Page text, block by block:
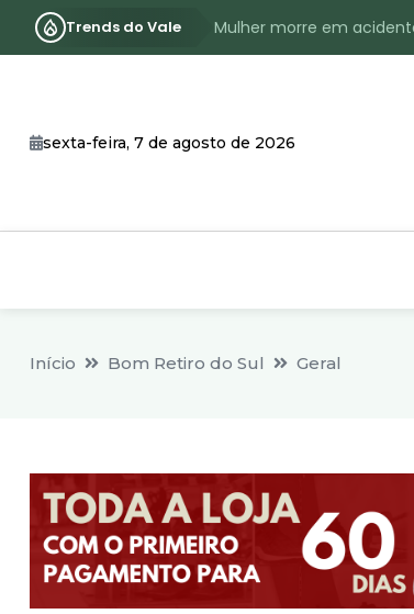
Trends do Vale
Mulher morre em
Identificado o jovem
sexta-feira, 7 de agosto de 2026
Início Bom Retiro do Sul Geral